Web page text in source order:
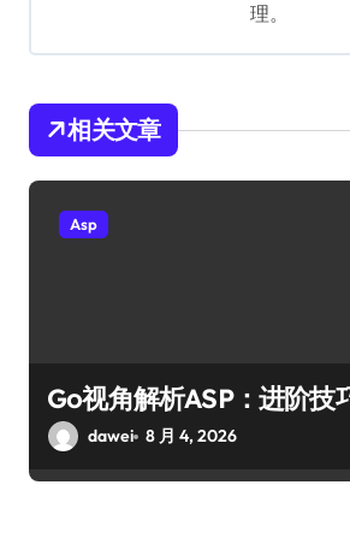
理。
相关文章
Asp
Go视角解析ASP：进阶技
dawei 8 月 4, 2026